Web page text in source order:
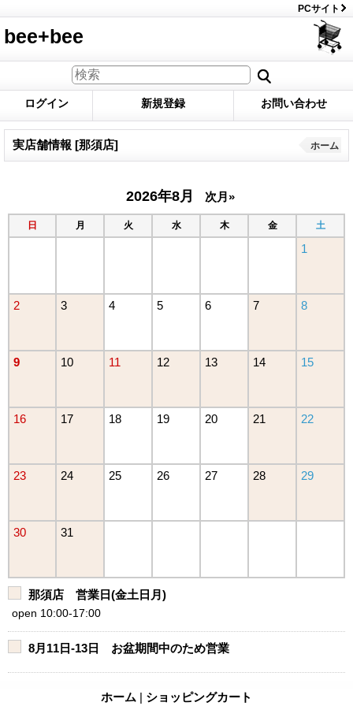
PCサイト
bee+bee
ログイン 新規登録 お問い合わせ
実店舗情報 [那須店] ホーム
2026年8月 次月»
日 月 火 水 木 金 土
1
2 3 4 5 6 7 8
9 10 11 12 13 14 15
16 17 18 19 20 21 22
23 24 25 26 27 28 29
30 31
那須店 営業日(金土日月)
open 10:00-17:00
8月11日-13日 お盆期間中のため営業
ホーム | ショッピングカート